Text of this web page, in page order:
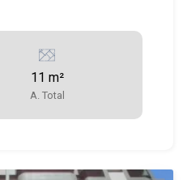
11 m²
A. Total